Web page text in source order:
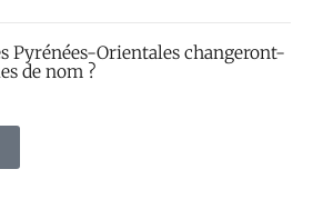
Pyrénées-Orientales changeront-
de nom ?